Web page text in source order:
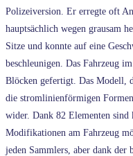
Polizeiversion. Er erregte oft
hauptsächlich wegen grausam
Sitze und konnte auf eine
beschleunigen. Das Fahrzeug
Blöcken gefertigt. Das Modell,
die stromlinienförmigen
wider. Dank 82 Elementen
Modifikationen am Fahrzeug
jeden Sammlers, aber dank der